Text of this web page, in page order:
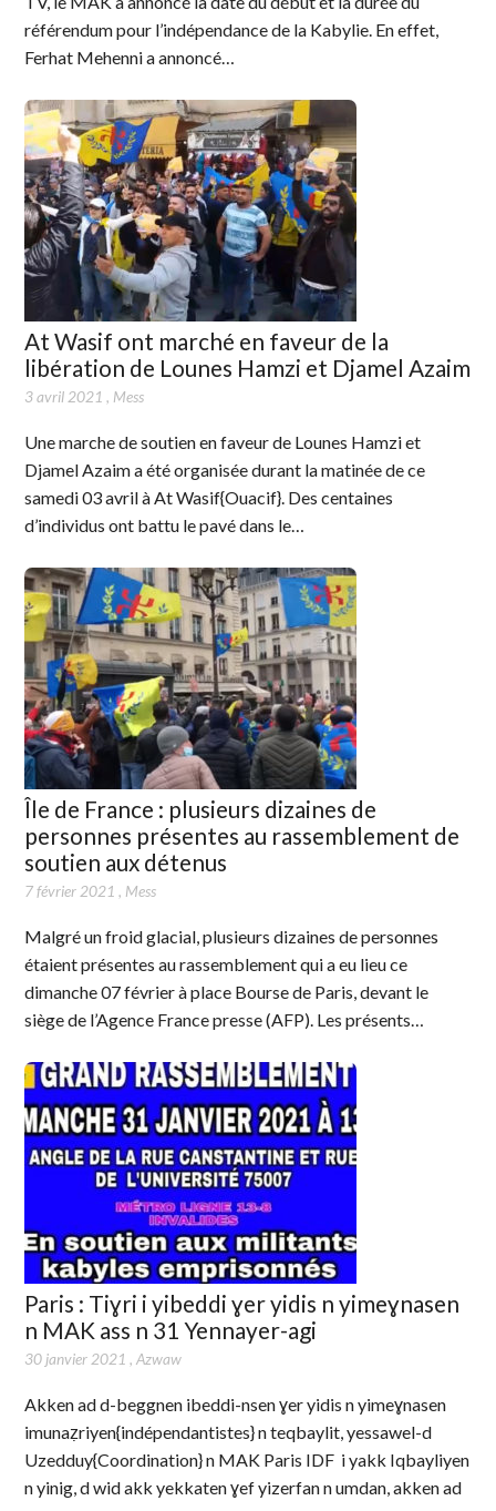
référendum pour l’indépendance de la Kabylie. En effet,
Ferhat Mehenni a annoncé…
At Wasif ont marché en faveur de la
libération de Lounes Hamzi et Djamel Azaim
3 avril 2021 , Mess
Une marche de soutien en faveur de Lounes Hamzi et
Djamel Azaim a été organisée durant la matinée de ce
samedi 03 avril à At Wasif{Ouacif}. Des centaines
d’individus ont battu le pavé dans le…
Île de France : plusieurs dizaines de
personnes présentes au rassemblement de
soutien aux détenus
7 février 2021 , Mess
Malgré un froid glacial, plusieurs dizaines de personnes
étaient présentes au rassemblement qui a eu lieu ce
dimanche 07 février à place Bourse de Paris, devant le
siège de l’Agence France presse (AFP). Les présents…
Paris : Tiɣri i yibeddi ɣer yidis n yimeɣnasen
n MAK ass n 31 Yennayer-agi
30 janvier 2021 ,Azwaw
Akken ad d-beggnen ibeddi-nsen ɣer yidis n yimeɣnasen
imunaẓriyen{indépendantistes} n teqbaylit, yessawel-d
Uzedduy{Coordination} n MAK Paris IDF i yakk Iqbayliyen
n yinig, d wid akk yekkaten ɣef yizerfan n umdan, akken ad